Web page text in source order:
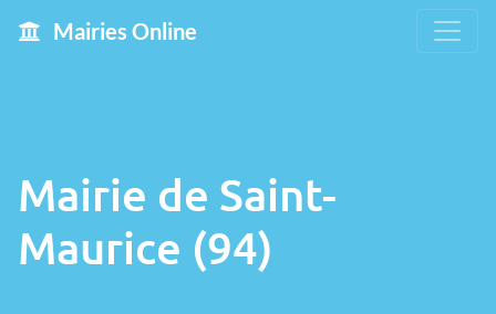
Mairies Online
Mairie de Saint-
Maurice (94)